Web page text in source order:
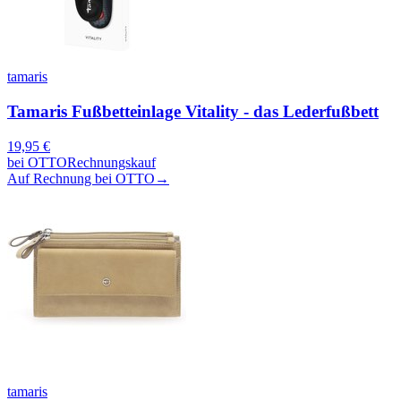
tamaris
Tamaris Fußbetteinlage Vitality - das Lederfußbett
19,95 €
bei OTTORechnungskauf
Auf Rechnung bei OTTO →
tamaris